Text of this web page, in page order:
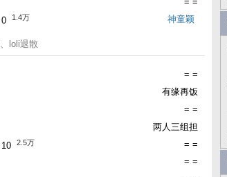
神童颖
0 1.4万
loli退散
= =
有缘再饭
= =
两人三组担
= =
10 2.5万
= =